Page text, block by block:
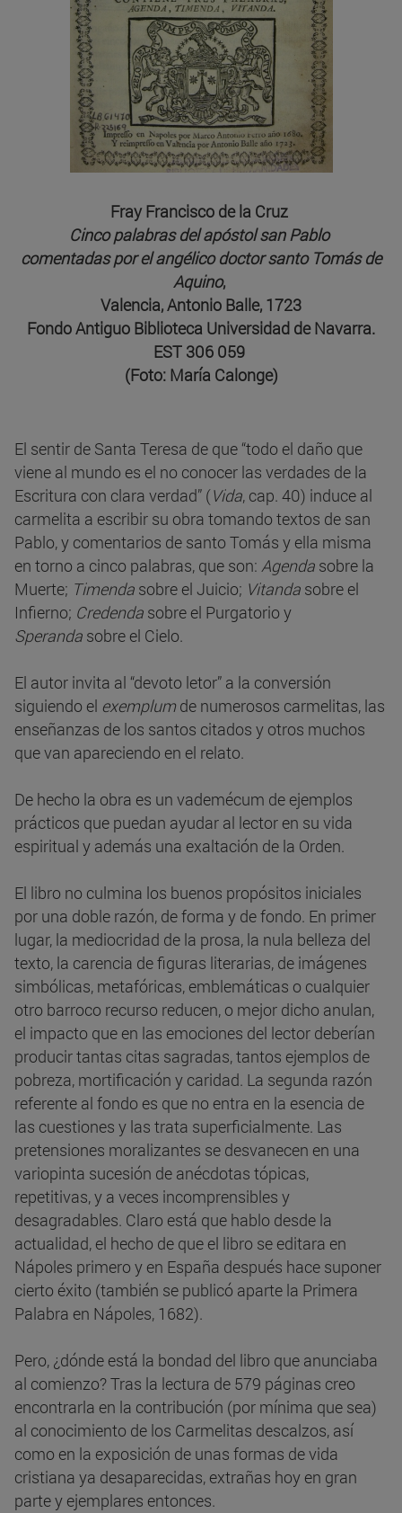
Fray Francisco de la Cruz
Cinco palabras del apóstol san Pablo
comentadas por el angélico doctor santo Tomás de
Aquino,
Valencia, Antonio Balle, 1723
Fondo Antiguo Biblioteca Universidad de Navarra.
EST 306 059
(Foto: María Calonge)
El sentir de Santa Teresa de que “todo el daño que
viene al mundo es el no conocer las verdades de la
Escritura con clara verdad” (Vida, cap. 40) induce al
carmelita a escribir su obra tomando textos de san
Pablo, y comentarios de santo Tomás y ella misma
en torno a cinco palabras, que son: Agenda sobre la
Muerte; Timenda sobre el Juicio; Vitanda sobre el
Infierno; Credenda sobre el Purgatorio y
Speranda sobre el Cielo.
El autor invita al “devoto letor” a la conversión
siguiendo el exemplum de numerosos carmelitas, las
enseñanzas de los santos citados y otros muchos
que van apareciendo en el relato.
De hecho la obra es un vademécum de ejemplos
prácticos que puedan ayudar al lector en su vida
espiritual y además una exaltación de la Orden.
El libro no culmina los buenos propósitos iniciales
por una doble razón, de forma y de fondo. En primer
lugar, la mediocridad de la prosa, la nula belleza del
texto, la carencia de figuras literarias, de imágenes
simbólicas, metafóricas, emblemáticas o cualquier
otro barroco recurso reducen, o mejor dicho anulan,
el impacto que en las emociones del lector deberían
producir tantas citas sagradas, tantos ejemplos de
pobreza, mortificación y caridad. La segunda razón
referente al fondo es que no entra en la esencia de
las cuestiones y las trata superficialmente. Las
pretensiones moralizantes se desvanecen en una
variopinta sucesión de anécdotas tópicas,
repetitivas, y a veces incomprensibles y
desagradables. Claro está que hablo desde la
actualidad, el hecho de que el libro se editara en
Nápoles primero y en España después hace suponer
cierto éxito (también se publicó aparte la Primera
Palabra en Nápoles, 1682).
Pero, ¿dónde está la bondad del libro que anunciaba
al comienzo? Tras la lectura de 579 páginas creo
encontrarla en la contribución (por mínima que sea)
al conocimiento de los Carmelitas descalzos, así
como en la exposición de unas formas de vida
cristiana ya desaparecidas, extrañas hoy en gran
parte y ejemplares entonces.